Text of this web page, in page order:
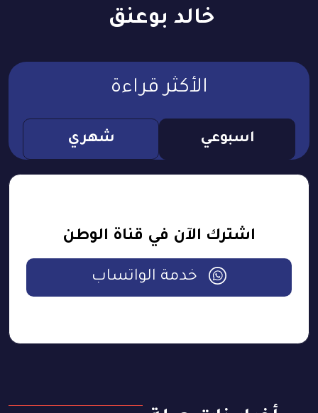
خالد بوعنق
الأكثر قراءة
اسبوعي شهري
اشترك الآن في قناة الوطن
خدمة الواتساب